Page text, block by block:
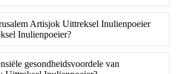
Artisjok Uittreksel Inulienpoeier
Inulienpoeier?
gesondheidsvoordele van